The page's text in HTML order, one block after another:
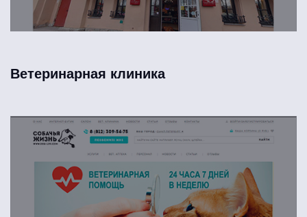
Ветеринарная клиника